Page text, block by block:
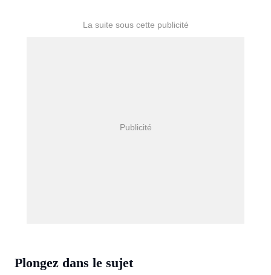
Plongez dans le sujet